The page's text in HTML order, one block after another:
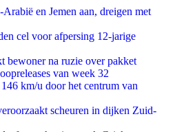
en Jemen aan, dreigen met
cel voor afpersing 12-jarige
bewoner na ruzie over pakket
van week 32
km/u door het centrum van
scheuren in dijken Zuid-